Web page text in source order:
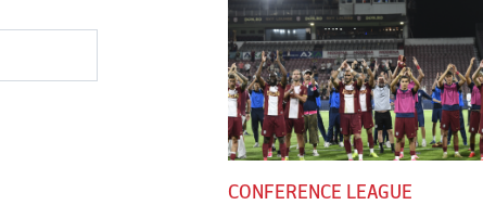
CONFERENCE LEAGUE